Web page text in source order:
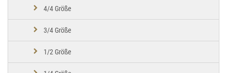
4/4 Größe
3/4 Größe
1/2 Größe